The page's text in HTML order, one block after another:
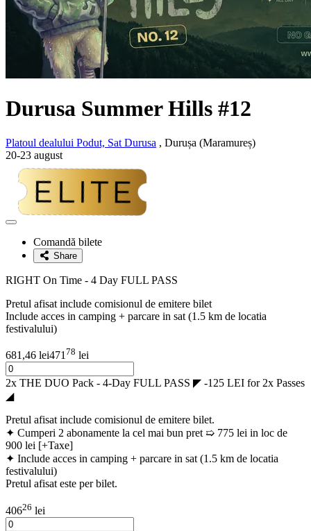
Durusa Summer Hills #12
Platoul dealului Podut, Sat Durusa , Durușa (Maramureș)
20-23 august
Adaugă
favoriteComandă bilete
Share
RIGHT On Time - 4 Day FULL PASS
Pretul afisat include comisionul de emitere bilet
Include acces in camping + parcare in sat (1.5 km de locatia
festivalului)
681,46 lei471 78 lei
2x THE DUO Pack - 4-Day FULL PASS ◤ -125 LEI for 2x Passes
◢
Pretul afisat include comisionul de emitere bilet.
✦ Cumperi 2 abonamente la cel mai bun pret ➯ 775 lei in loc de
900 lei [+Taxe]
✦ Include acces in camping + parcare in sat (1.5 km de locatia
festivalului)
Pretul afisat este per bilet.
40626 lei